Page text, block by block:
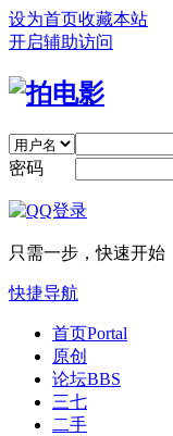
设为首页收藏本站
开启辅助访问
密码
只需一步，快速开始
快捷导航
首页Portal
原创
论坛BBS
三七
二手